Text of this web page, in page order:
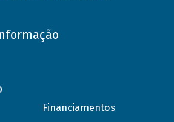
Financiamentos